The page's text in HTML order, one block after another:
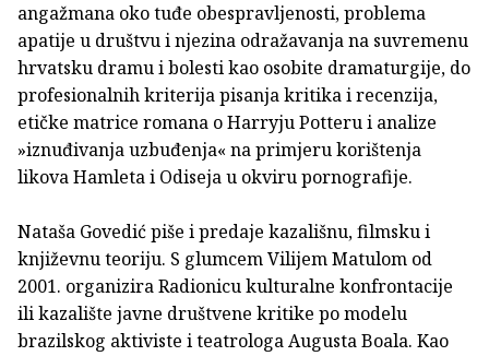
angažmana oko tuđe obespravljenosti, problema
apatije u društvu i njezina odražavanja na suvremenu
hrvatsku dramu i bolesti kao osobite dramaturgije, do
profesionalnih kriterija pisanja kritika i recenzija,
etičke matrice romana o Harryju Potteru i analize
»iznuđivanja uzbuđenja« na primjeru korištenja
likova Hamleta i Odiseja u okviru pornografije.
Nataša Govedić piše i predaje kazališnu, filmsku i
književnu teoriju. S glumcem Vilijem Matulom od
2001. organizira Radionicu kulturalne konfrontacije
ili kazalište javne društvene kritike po modelu
brazilskog aktiviste i teatrologa Augusta Boala. Kao